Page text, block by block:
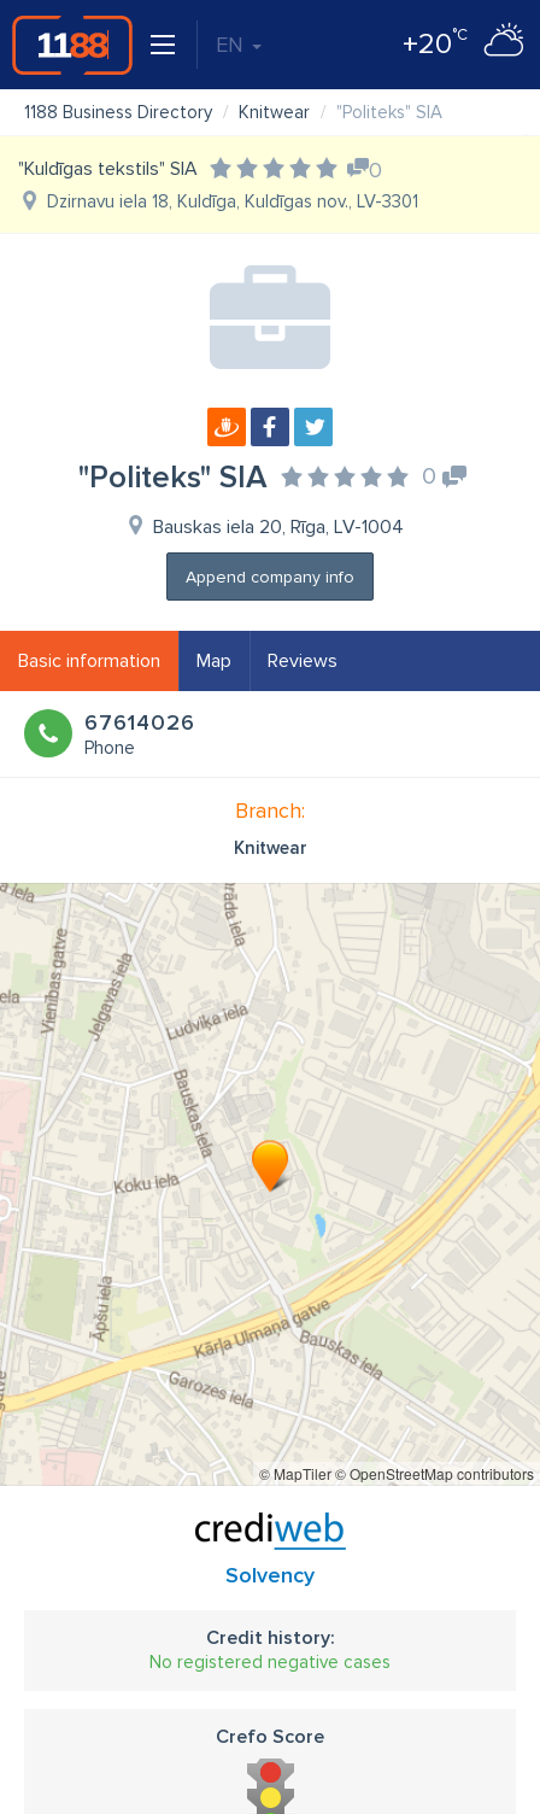
EN +20°C
1188 Business Directory Knitwear "Politeks" SIA
"Kuldīgas tekstils" SIA 0
Dzirnavu iela 18, Kuldīga, Kuldīgas nov., LV-3301
"Politeks" SIA 0
Bauskas iela 20, Rīga, LV-1004
Append company info
Basic information Map Reviews
67614026
Phone
Branch:
Knitwear
© MapTiler© OpenStreetMap contributors
Solvency
Credit history:
No registered negative cases
Crefo Score